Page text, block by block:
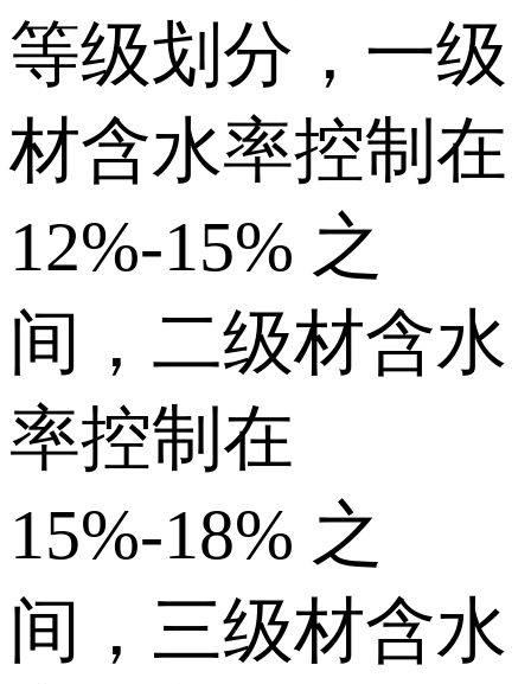
等级划分，一级
材含水率控制在
12%-15% 之
间，二级材含水
率控制在
15%-18% 之
间，三级材含水